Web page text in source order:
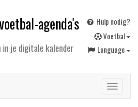
agenda's
je digitale kalender
Hulp nodig?
Voetbal
Language
Toggle